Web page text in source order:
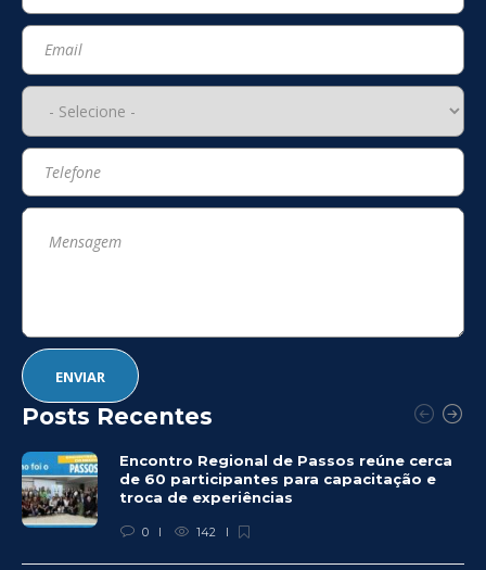
Posts Recentes
Encontro Regional de Passos reúne cerca
de 60 participantes para capacitação e
troca de experiências
0 142